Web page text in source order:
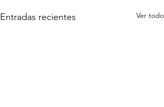
Entradas recientes Ver todo